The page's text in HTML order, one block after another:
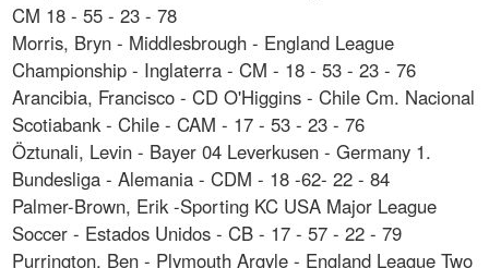
CM 18 - 55 - 23 - 78
Morris, Bryn - Middlesbrough - England League
Championship - Inglaterra - CM - 18 - 53 - 23 - 76
Arancibia, Francisco - CD O'Higgins - Chile Cm. Nacional
Scotiabank - Chile - CAM - 17 - 53 - 23 - 76
Öztunali, Levin - Bayer 04 Leverkusen - Germany 1.
Bundesliga - Alemania - CDM - 18 -62- 22 - 84
Palmer-Brown, Erik -Sporting KC USA Major League
Soccer - Estados Unidos - CB - 17 - 57 - 22 - 79
Purrington, Ben - Plymouth Argyle - England League Two